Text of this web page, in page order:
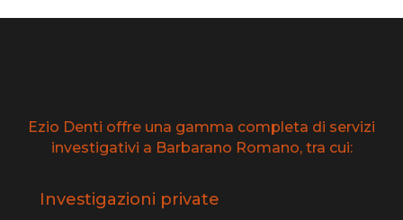
Ezio Denti offre una gamma completa di servizi
investigativi a Barbarano Romano, tra cui:
Investigazioni private